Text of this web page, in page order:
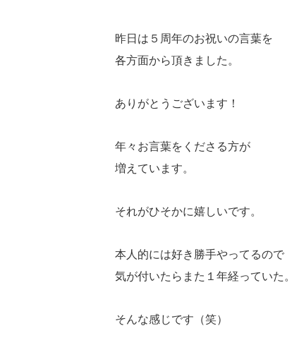
昨日は５周年のお祝いの言葉を
各方面から頂きました。
ありがとうございます！
年々お言葉をくださる方が
増えています。
それがひそかに嬉しいです。
本人的には好き勝手やってるので
気が付いたらまた１年経っていた。
そんな感じです（笑）